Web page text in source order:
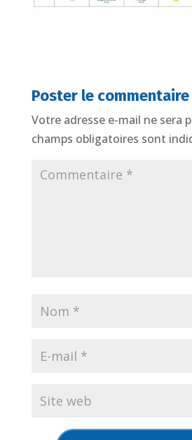
Poster le commentaire
Votre adresse e-mail ne sera
champs obligatoires sont